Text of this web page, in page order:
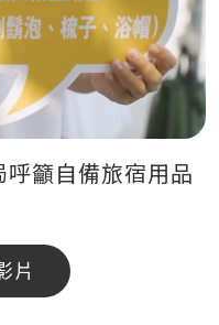
籲自備旅宿用品
片